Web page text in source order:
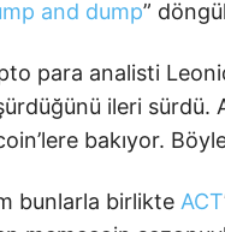
and dump”
para analisti
ileri sürdü.
bakıyor.
bunlarla birlikte ACT